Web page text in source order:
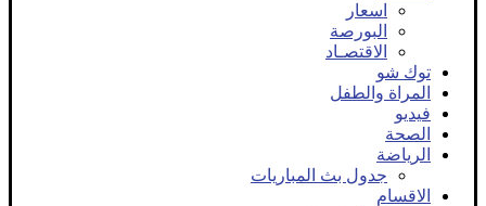
اسعار
البورصة
الاقتصـاد
توك شو
المراة والطفل
فيديو
الصحة
الرياضة
جدول بث المباريات
الاقسام